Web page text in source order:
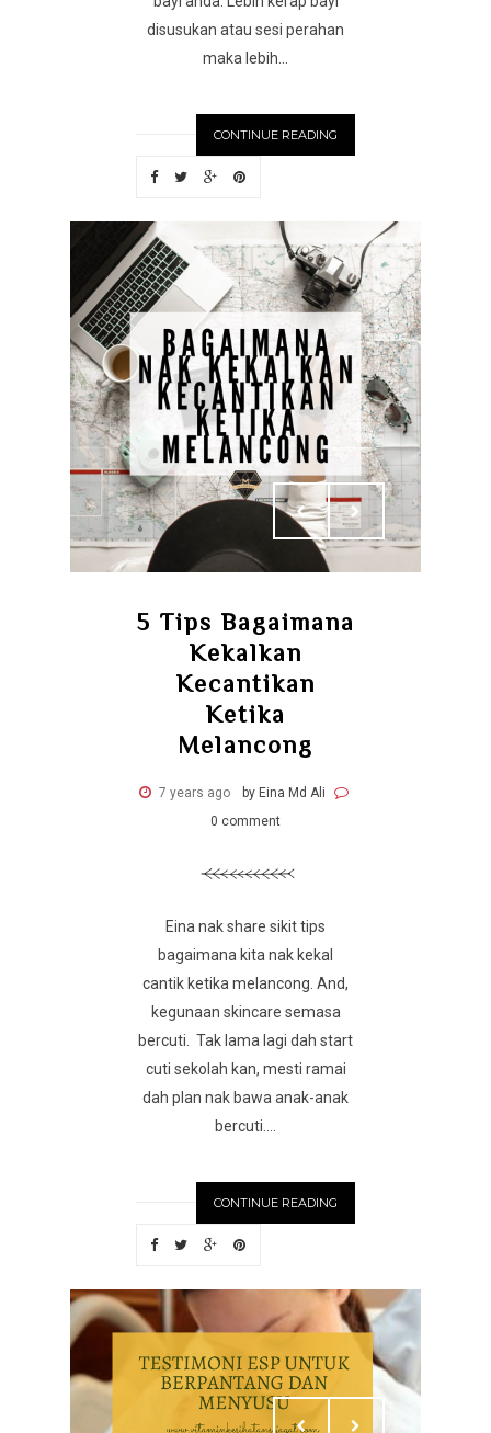
disusukan atau sesi perahan
maka lebih...
CONTINUE READING
5 Tips Bagaimana
Kekalkan
Kecantikan
Ketika
Melancong
7 years ago
by Eina Md Ali
0 comment
Eina nak share sikit tips
bagaimana kita nak kekal
cantik ketika melancong. And,
kegunaan skincare semasa
bercuti. Tak lama lagi dah start
cuti sekolah kan, mesti ramai
dah plan nak bawa anak-anak
bercuti....
CONTINUE READING